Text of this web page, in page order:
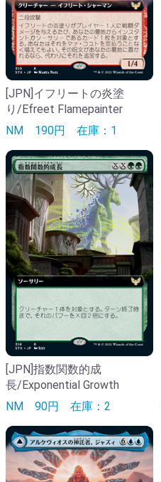
[JPN]イフリートの炎塗
り/Efreet Flamepainter
NM 190円 在庫：1
[JPN]指数関数的成
長/Exponential Growth
NM 90円 在庫：2